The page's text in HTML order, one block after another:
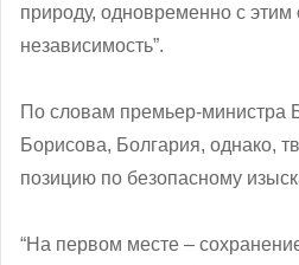
природу, одновременно с этим
независимость”.
По словам премьер-министра
Борисова, Болгария, однако,
позицию по безопасному
“На первом месте –